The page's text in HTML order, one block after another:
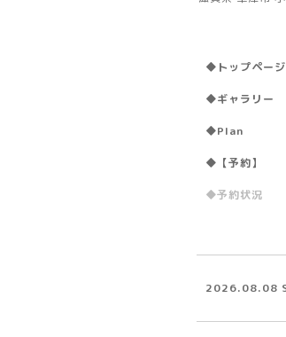
◆トップページ
◆ギャラリー
◆Plan
◆【予約】
◆予約状況
2026.08.08